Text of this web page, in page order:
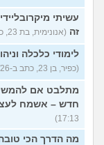
עשיתי
זה (אנונימית, בת 23, כתבה ב-19/07/26 17:35)
לימודי כלכלה וניהול ב-2026 האם יהיה לי
(כפיר, בן 23, כתב ב-19/07/26 17:24)
מתלבט אם
חדש – אשמח
17:13)
מה הדרך הכי